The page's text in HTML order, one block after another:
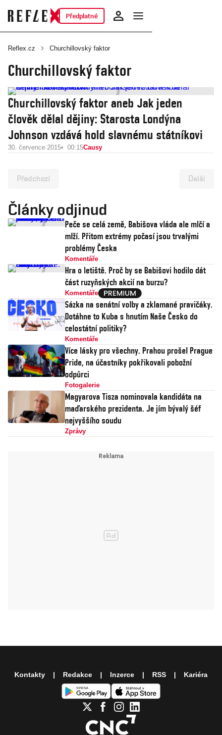
Předplatné
Reflex.cz Churchillovský faktor
Churchillovský faktor
Churchillovský faktor aneb Jak jeden
člověk dělal dějiny: Starosta Londýna
Johnson vzdává hold slavnému státníkovi
30. července 2015 00:15Causy
Předchozí Další
Články odjinud
Peče se celá země, Babišova vláda ale mlčí a
mlží. Přitom extrémy počasí jsou trvalými
problémy Česka
Komentáře
Hra o letiště. Proč by se Babišovi hodilo dát
část ruzyňských akcií na burzu?
Komentáře
Sázka na senátní volby a zklamané pravičáky.
Dotáhne to Kuba s hnutím Naše Česko do
celostátní politiky?
Komentáře
Více lásky pro všechny. Prahou prošel Prague
Pride, na účastníky pokřikovali pobožní
odpůrci
Fotogalerie
Magyarova Tisza nominovala kandidáta na
maďarského prezidenta. Je jím bývalý šéf
nejvyššího soudu
Zprávy
Kontakty Redakce Inzerce RSS Kariéra